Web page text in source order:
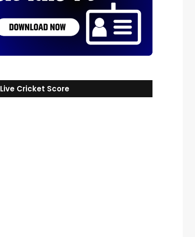
Live Cricket Score